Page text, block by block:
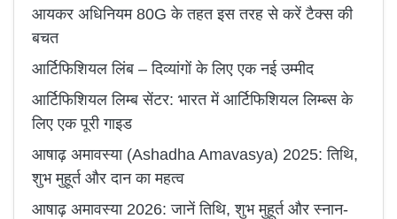
आयकर अधिनियम 80G के तहत इस तरह से करें टैक्स की
बचत
आर्टिफिशियल लिंब – दिव्यांगों के लिए एक नई उम्मीद
आर्टिफिशियल लिम्ब सेंटर: भारत में आर्टिफिशियल लिम्ब्स के
लिए एक पूरी गाइड
आषाढ़ अमावस्या (Ashadha Amavasya) 2025: तिथि,
शुभ मुहूर्त और दान का महत्व
आषाढ़ अमावस्या 2026: जानें तिथि, शुभ मुहूर्त और स्नान-